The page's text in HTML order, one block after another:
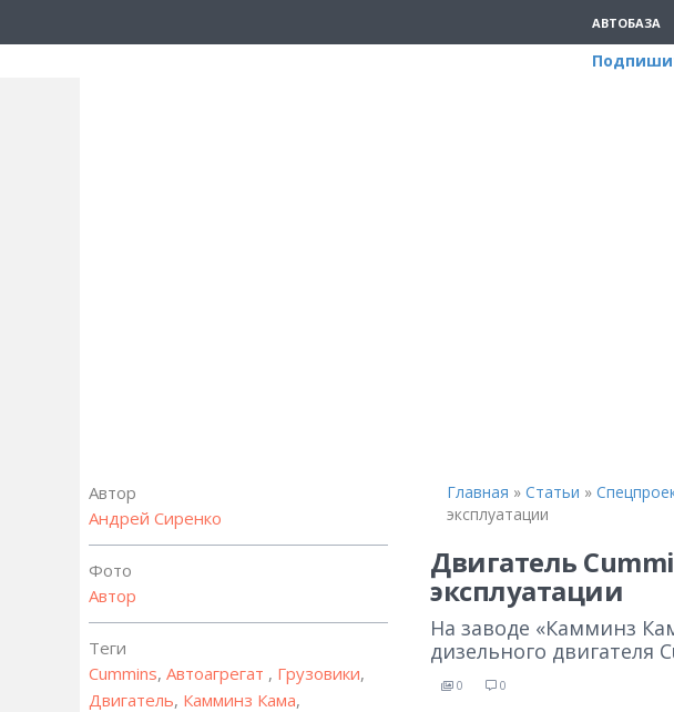
АВТОБАЗА
Автор
Андрей Сиренко
Фото
Автор
Теги
Cummins, Автоагрегат , Грузовики,
Двигатель, Камминз Кама,
Главная » Статьи »
эксплуатации
Двигатель
эксплуатации
На заводе «Камминз
дизельного двигателя
0 0